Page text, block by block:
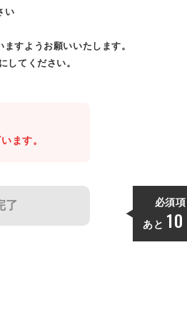
い
すようお願いいたします。
してください。
ます。
了 必須項
あと 10